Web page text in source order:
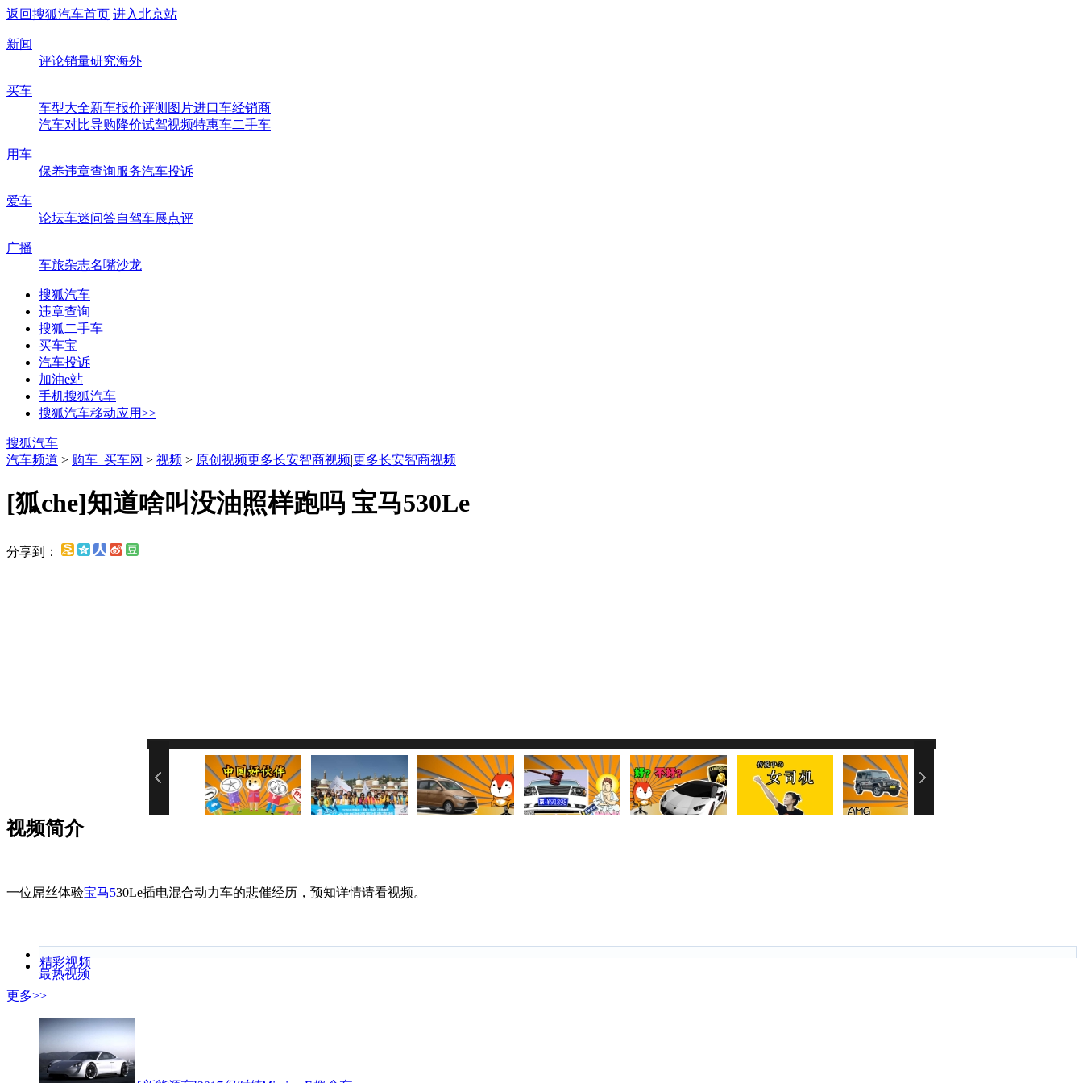
返回搜狐汽车首页 进入北京站
新闻
评论销量研究海外
买车
车型大全新车报价评测 图片进口车经销商
汽车对比导购降价试驾视频特惠车二手车
用车
保养违章查询服务汽车投诉
爱车
论坛车迷问答自驾车展点评
广播
车旅杂志名嘴沙龙
搜狐汽车
违章查询
搜狐二手车
买车宝
汽车投诉
加油e站
手机搜狐汽车
搜狐汽车移动应用>>
搜狐汽车
汽车频道 > 购车_买车网 > 视频 > 原创视频更多长安智商视频|更多长安智商视频
[狐che]知道啥叫没油照样跑吗 宝马530Le
分享到：
视频简介
一位屌丝体验宝马530Le插电混合动力车的悲催经历，预知详情请看视频。
精彩视频
最热视频
更多>>